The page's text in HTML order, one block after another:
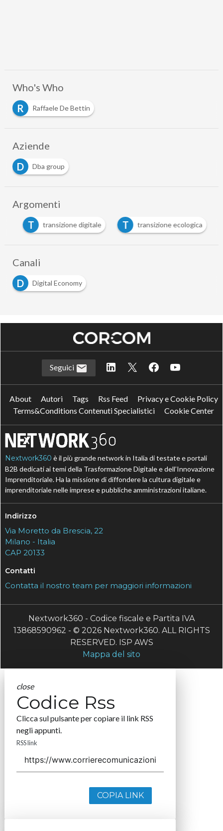
Who's Who
R
Raffaele De Bettin
Aziende
D
Dba group
Argomenti
T transizione digitale T transizione ecologica
Canali
D
Digital Economy
Seguici
About Autori Tags Rss Feed
Privacy e Cookie Policy
Terms&Conditions Contenuti Specialistici
Cookie Center
Nextwork360 è il più grande network in Italia di testate e portali
B2B dedicati ai temi della Trasformazione Digitale e dell’Innovazione
Imprenditoriale. Ha la missione di diffondere la cultura digitale e
imprenditoriale nelle imprese e pubbliche amministrazioni italiane.
Indirizzo
Via Moretto da Brescia, 22
Milano - Italia
CAP 20133
Contatti
Contatta il nostro team per maggiori informazioni
Nextwork360 - Codice fiscale e Partita IVA
13868590962 - © 2026 Nextwork360. ALL RIGHTS
RESERVED. ISP AWS
Mappa del sito
close
Codice Rss
Clicca sul pulsante per copiare il link RSS
negli appunti.
RSS link
COPIA LINK